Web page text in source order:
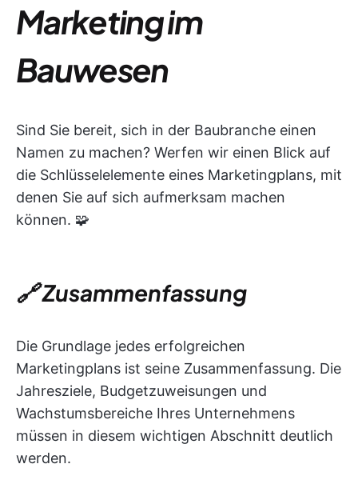
Marketing im
Bauwesen
Sind Sie bereit, sich in der Baubranche einen
Namen zu machen? Werfen wir einen Blick auf
die Schlüsselelemente eines Marketingplans, mit
denen Sie auf sich aufmerksam machen
können. 🧩
🔗 Zusammenfassung
Die Grundlage jedes erfolgreichen
Marketingplans ist seine Zusammenfassung. Die
Jahresziele, Budgetzuweisungen und
Wachstumsbereiche Ihres Unternehmens
müssen in diesem wichtigen Abschnitt deutlich
werden.